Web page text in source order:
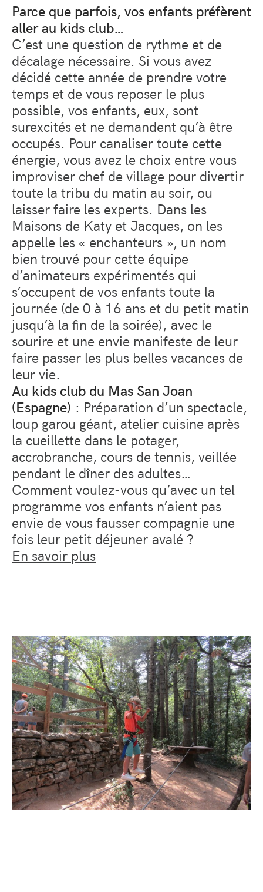
Parce que parfois, vos enfants préfèrent
aller au kids club…
C’est une question de rythme et de
décalage nécessaire. Si vous avez
décidé cette année de prendre votre
temps et de vous reposer le plus
possible, vos enfants, eux, sont
surexcités et ne demandent qu’à être
occupés. Pour canaliser toute cette
énergie, vous avez le choix entre vous
improviser chef de village pour divertir
toute la tribu du matin au soir, ou
laisser faire les experts. Dans les
Maisons de Katy et Jacques, on les
appelle les « enchanteurs », un nom
bien trouvé pour cette équipe
d’animateurs expérimentés qui
s’occupent de vos enfants toute la
journée (de 0 à 16 ans et du petit matin
jusqu’à la fin de la soirée), avec le
sourire et une envie manifeste de leur
faire passer les plus belles vacances de
leur vie.
Au kids club du Mas San Joan
(Espagne) : Préparation d’un spectacle,
loup garou géant, atelier cuisine après
la cueillette dans le potager,
accrobranche, cours de tennis, veillée
pendant le dîner des adultes…
Comment voulez-vous qu’avec un tel
programme vos enfants n’aient pas
envie de vous fausser compagnie une
fois leur petit déjeuner avalé ?
En savoir plus